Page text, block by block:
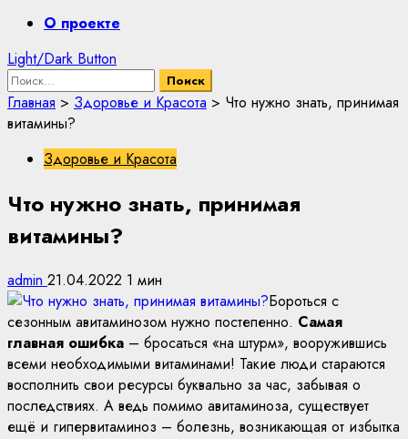
PrimaryО проекте
Light/Dark Button
Найти:
Главная > Здоровье и Красота > Что нужно знать, принимая
витамины?
Здоровье и Красота
Что нужно знать, принимая
витамины?
admin 21.04.2022 1 мин
Бороться с
сезонным авитаминозом нужно постепенно. Самая
главная ошибка – бросаться «на штурм», вооружившись
всеми необходимыми витаминами! Такие люди стараются
восполнить свои ресурсы буквально за час, забывая о
последствиях. А ведь помимо авитаминоза, существует
ещё и гипервитаминоз – болезнь, возникающая от избытка